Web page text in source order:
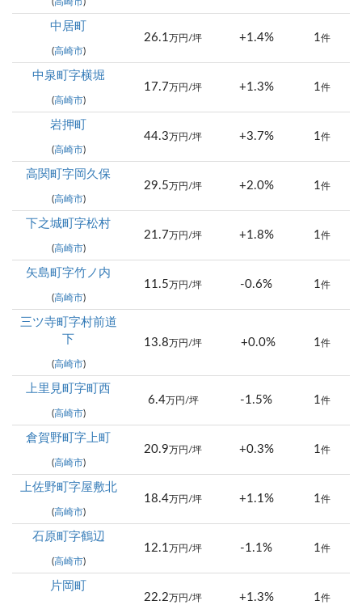
中居町
(高崎市)
26.1 万円/坪 +1.4% 1件
中泉町字横堀
(高崎市)
17.7 万円/坪 +1.3% 1件
岩押町
(高崎市)
44.3 万円/坪 +3.7% 1件
高関町字岡久保
(高崎市)
29.5 万円/坪 +2.0% 1件
下之城町字松村
(高崎市)
21.7 万円/坪 +1.8% 1件
矢島町字竹ノ内
(高崎市)
11.5 万円/坪 -0.6% 1件
三ツ寺町字村前道
下
(高崎市)
13.8 万円/坪 +0.0% 1件
上里見町字町西
(高崎市)
6.4万円/坪 -1.5% 1件
倉賀野町字上町
(高崎市)
20.9 万円/坪 +0.3% 1件
上佐野町字屋敷北
(高崎市)
18.4 万円/坪 +1.1% 1件
石原町字鶴辺
(高崎市)
12.1 万円/坪 -1.1% 1件
片岡町
22.2 万円/坪 +1.3% 1件